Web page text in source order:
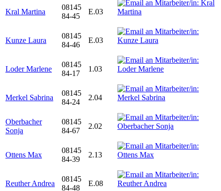
Kral Martina
08145
84-45
E.03
Kunze Laura
08145
84-46
E.03
Loder Marlene
08145
84-17
1.03
Merkel Sabrina
08145
84-24
2.04
Oberbacher
Sonja
08145
84-67
2.02
Ottens Max
08145
84-39
2.13
Reuther Andrea
08145
84-48
E.08